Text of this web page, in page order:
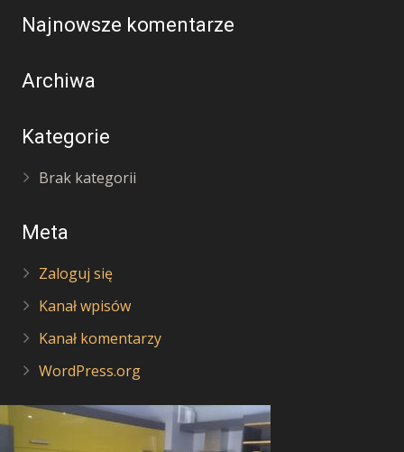
Najnowsze komentarze
Archiwa
Kategorie
Brak kategorii
Meta
Zaloguj się
Kanał wpisów
Kanał komentarzy
WordPress.org